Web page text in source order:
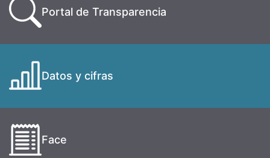
Portal de Transparencia
Datos y cifras
Face